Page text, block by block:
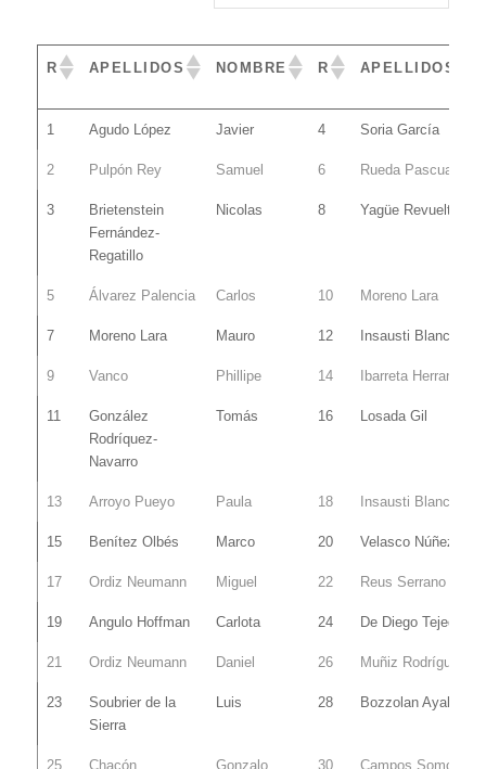
R APELLIDOS NOMBRE R APELLIDOS
R APELLIDOS NOMBRE R APELLIDOS
1 Agudo López Javier 4 Soria García
2 Pulpón Rey Samuel 6 Rueda Pascual
3
Brietenstein
Fernández-
Regatillo
Nicolas 8 Yagüe Revuelta
5 Álvarez Palencia Carlos 10 Moreno Lara
7 Moreno Lara Mauro 12 Insausti Blanco
9 Vanco Phillipe 14 Ibarreta Herranz
11
González
Rodríquez-
Navarro
Tomás 16 Losada Gil
13 Arroyo Pueyo Paula 18 Insausti Blanco
15 Benítez Olbés Marco 20 Velasco Núñez
17 Ordiz Neumann Miguel 22 Reus Serrano
19 Angulo Hoffman Carlota 24 De Diego Tejedor
21 Ordiz Neumann Daniel 26 Muñiz Rodríguez
23
Soubrier de la
Sierra
Luis 28 Bozzolan Ayala
25
Chacón
Gonzalo 30 Campos Somoza